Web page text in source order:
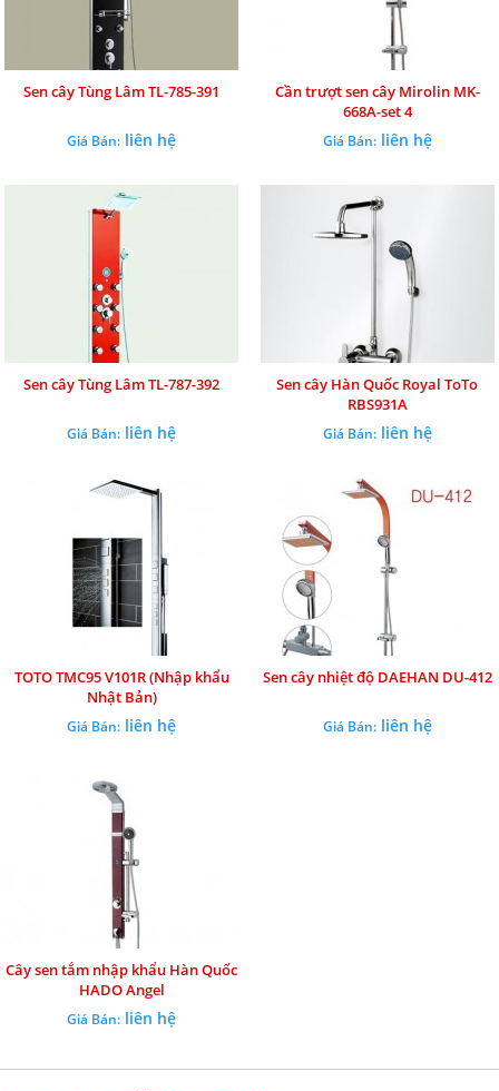
Sen cây Tùng Lâm TL-785-391
Giá Bán: liên hệ
Cần trượt sen cây Mirolin MK-
668A-set 4
Giá Bán:liên hệ
Sen cây Tùng Lâm TL-787-392
Giá Bán: liên hệ
Sen cây Hàn Quốc Royal ToTo
RBS931A
Giá Bán:liên hệ
TOTO TMC95 V101R (Nhập khẩu
Nhật Bản)
Giá Bán: liên hệ
Sen cây nhiệt độ DAEHAN DU-412
Giá Bán:liên hệ
Cây sen tắm nhập khẩu Hàn Quốc
HADO Angel
Giá Bán: liên hệ